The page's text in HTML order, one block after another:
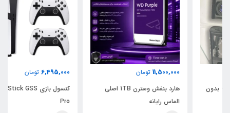
تومان
هارد بنفش وسترن 1TB اصلی
تومان
کنسول بازی Game Stick GSS